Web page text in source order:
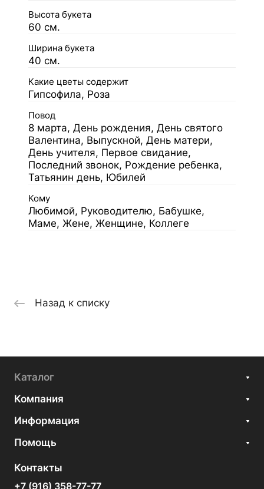
Высота букета
60 см.
Ширина букета
40 см.
Какие цветы содержит
Гипсофила, Роза
Повод
8 марта, День рождения, День святого
Валентина, Выпускной, День матери,
День учителя, Первое свидание,
Последний звонок, Рождение ребенка,
Татьянин день, Юбилей
Кому
Любимой, Руководителю, Бабушке,
Маме, Жене, Женщине, Коллеге
Назад к списку
Каталог
Компания
Информация
Помощь
Контакты
+7 (916) 358-77-77